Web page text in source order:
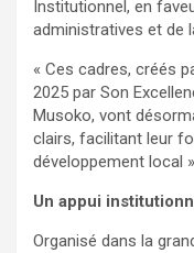
Institutionnel, en
administratives et de
« Ces cadres, créés
2025 par Son
Musoko, vont
clairs, facilitant leur
développement local
Un appui
Organisé dans la